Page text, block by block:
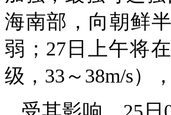
海南部，向朝鲜
弱；27日上午将
级，33～38m/s）